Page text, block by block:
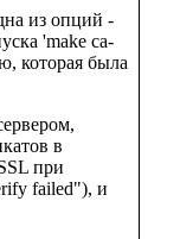
из опций -
'make ca-
которая была
в
при
failed"), и